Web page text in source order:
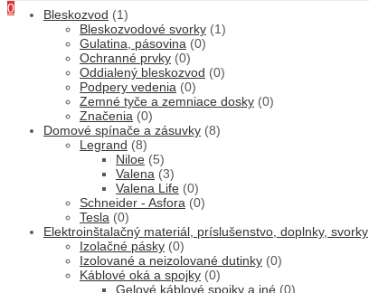
0
0,00€
Bleskozvod (1)
Bleskozvodové svorky (1)
Gulatina, pásovina (0)
Ochranné prvky (0)
Oddialený bleskozvod (0)
Podpery vedenia (0)
Zemné tyče a zemniace dosky (0)
Značenia (0)
Domové spínače a zásuvky (8)
Legrand (8)
Niloe (5)
Valena (3)
Valena Life (0)
Schneider - Asfora (0)
Tesla (0)
Elektroinštalačný materiál, príslušenstvo, doplnky, svorky
Izolačné pásky (0)
Izolované a neizolované dutinky (0)
Káblové oká a spojky (0)
Gelové káblové spojky a iné (0)